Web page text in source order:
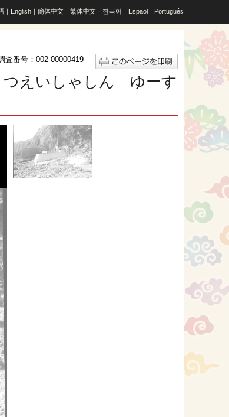
｜ English ｜ 簡体中文 ｜ 繁体中文 ｜ 한국어 ｜ Espaol ｜ Português
査番号：002-00000419
つえいしゃしん ゆーす